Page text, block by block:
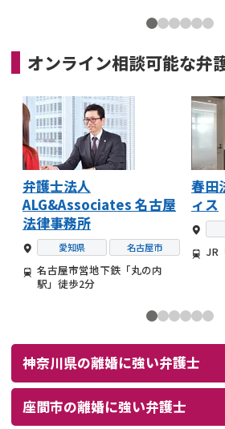
オンライン相談可能な弁
弁護士法人
ALG&Associates 名古屋
法律事務所
愛知県 名古屋市
名古屋市営地下鉄「丸の内
駅」徒歩2分
春田
ィス
JR
神奈川県の離婚に強い弁護士
座間市の離婚に強い弁護士